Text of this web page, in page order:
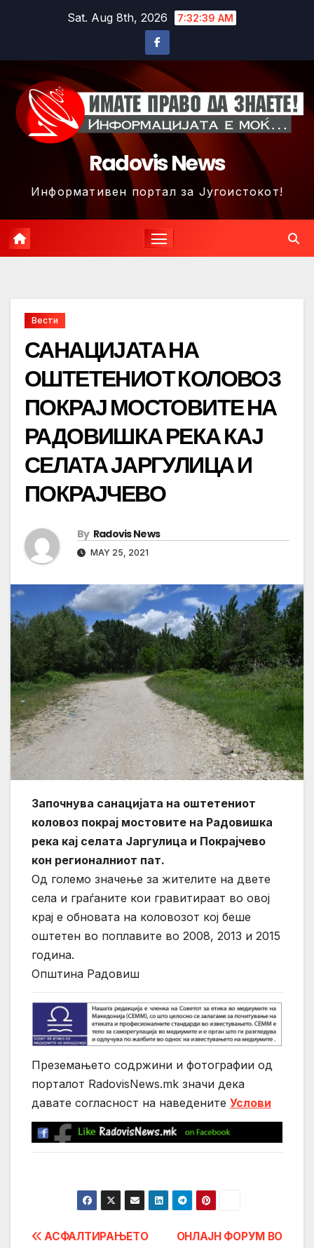
Sat. Aug 8th, 2026 7:32:42 AM
Radovis News
Информативен портал за Југоистокот!
Вести
САНАЦИЈАТА НА
ОШТЕТЕНИОТ КОЛОВОЗ
ПОКРАЈ МОСТОВИТЕ НА
РАДОВИШКА РЕКА КАЈ
СЕЛАТА ЈАРГУЛИЦА И
ПОКРАЈЧЕВО
By Radovis News
MAY 25, 2021
Започнува санацијата на оштетениот
коловоз покрај мостовите на Радовишка
река кај селата Јаргулица и Покрајчево
кон регионалниот пат.
Од големо значење за жителите на двете
села и граѓаните кои гравитираат во овој
крај е обновата на коловозот кој беше
оштетен во поплавите во 2008, 2013 и 2015
година.
Општина Радовиш
Преземањето содржини и фотографии од
порталот RadovisNews.mk значи дека
давате согласност на нaведените Услови
Post
ОНЛАЈН ФОРУМ ВО
АСФАЛТИРАЊЕТО